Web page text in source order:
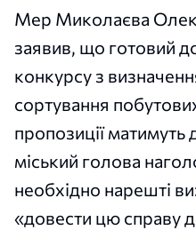
Мер Миколаєва
заявив, що готовий
конкурсу з
сортування
пропозиції матимуть
міський голова
необхідно нарешті
«довести цю справу